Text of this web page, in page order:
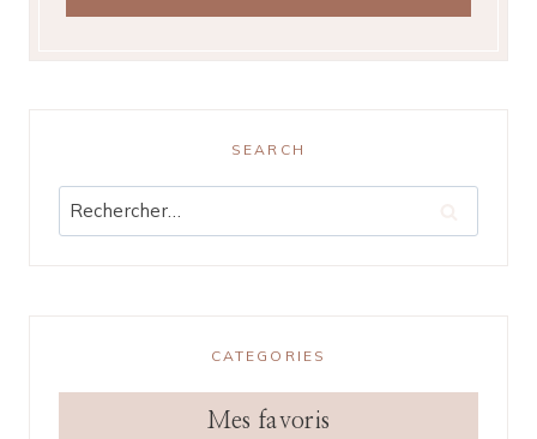
SEARCH
Rechercher :
CATEGORIES
Mes favoris